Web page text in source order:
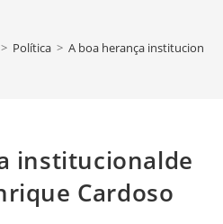
> Política > A boa herança
institucionalde
Cardoso